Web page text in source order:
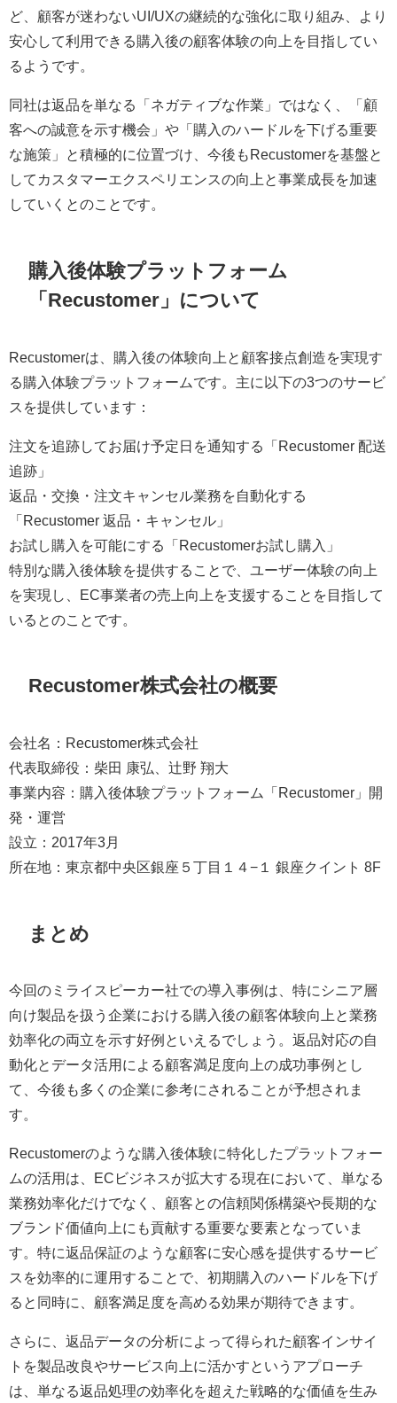
ど、顧客が迷わないUI/UXの継続的な強化に取り組み、より
安心して利用できる購入後の顧客体験の向上を目指してい
るようです。
同社は返品を単なる「ネガティブな作業」ではなく、「顧
客への誠意を示す機会」や「購入のハードルを下げる重要
な施策」と積極的に位置づけ、今後もRecustomerを基盤と
してカスタマーエクスペリエンスの向上と事業成長を加速
していくとのことです。
購入後体験プラットフォーム
「Recustomer」について
Recustomerは、購入後の体験向上と顧客接点創造を実現す
る購入体験プラットフォームです。主に以下の3つのサービ
スを提供しています：
注文を追跡してお届け予定日を通知する「Recustomer 配送
追跡」
返品・交換・注文キャンセル業務を自動化する
「Recustomer 返品・キャンセル」
お試し購入を可能にする「Recustomerお試し購入」
特別な購入後体験を提供することで、ユーザー体験の向上
を実現し、EC事業者の売上向上を支援することを目指して
いるとのことです。
Recustomer株式会社の概要
会社名：Recustomer株式会社
代表取締役：柴田 康弘、辻野 翔大
事業内容：購入後体験プラットフォーム「Recustomer」開
発・運営
設立：2017年3月
所在地：東京都中央区銀座５丁目１４−１ 銀座クイント 8F
まとめ
今回のミライスピーカー社での導入事例は、特にシニア層
向け製品を扱う企業における購入後の顧客体験向上と業務
効率化の両立を示す好例といえるでしょう。返品対応の自
動化とデータ活用による顧客満足度向上の成功事例とし
て、今後も多くの企業に参考にされることが予想されま
す。
Recustomerのような購入後体験に特化したプラットフォー
ムの活用は、ECビジネスが拡大する現在において、単なる
業務効率化だけでなく、顧客との信頼関係構築や長期的な
ブランド価値向上にも貢献する重要な要素となっていま
す。特に返品保証のような顧客に安心感を提供するサービ
スを効率的に運用することで、初期購入のハードルを下げ
ると同時に、顧客満足度を高める効果が期待できます。
さらに、返品データの分析によって得られた顧客インサイ
トを製品改良やサービス向上に活かすというアプローチ
は、単なる返品処理の効率化を超えた戦略的な価値を生み